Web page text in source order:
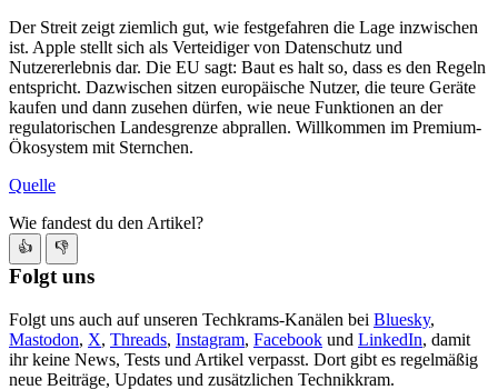
Der Streit zeigt ziemlich gut, wie festgefahren die Lage inzwischen
ist. Apple stellt sich als Verteidiger von Datenschutz und
Nutzererlebnis dar. Die EU sagt: Baut es halt so, dass es den Regeln
entspricht. Dazwischen sitzen europäische Nutzer, die teure Geräte
kaufen und dann zusehen dürfen, wie neue Funktionen an der
regulatorischen Landesgrenze abprallen. Willkommen im Premium-
Ökosystem mit Sternchen.
Quelle
Wie fandest du den Artikel?
👍 👎
Folgt uns
Folgt uns auch auf unseren Techkrams-Kanälen bei Bluesky,
Mastodon, X, Threads, Instagram, Facebook und LinkedIn, damit
ihr keine News, Tests und Artikel verpasst. Dort gibt es regelmäßig
neue Beiträge, Updates und zusätzlichen Technikkram.